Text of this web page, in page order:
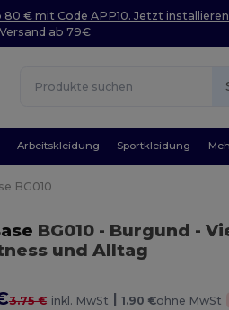
€ mit Code APP10. Jetzt
Versand ab 79€
Arbeitskleidung Sportkleidung
BG010
BG010 - Burgund -
und Alltag
3.75 € inkl. MwSt | 1.90 €ohne MwSt